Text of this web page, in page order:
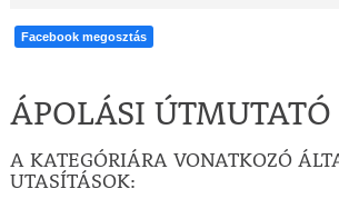
Facebook megosztás
ÁPOLÁSI ÚTMUTATÓ
A KATEGÓRIÁRA VONATKOZÓ
UTASÍTÁSOK: